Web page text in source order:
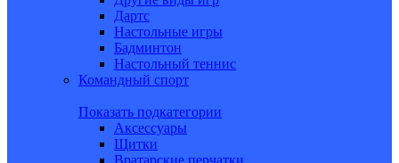
Дартс
Настольные игры
Бадминтон
Настольный теннис
Командный спорт
Показать подкатегории
Аксессуары
Щитки
Вратарские перчатки